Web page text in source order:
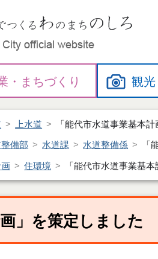
・ まちづくり 観
上水道 「能代市水道事業基本
備部 水道課 水道整備係 「
住環境 「能代市水道事業基
」を策定しました